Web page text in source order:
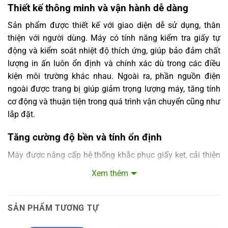
Thiết kế thông minh và vận hành dễ dàng
Sản phẩm được thiết kế với giao diện dễ sử dụng, thân
thiện với người dùng. Máy có tính năng kiểm tra giấy tự
động và kiểm soát nhiệt độ thích ứng, giúp bảo đảm chất
lượng in ấn luôn ổn định và chính xác dù trong các điều
kiện môi trường khác nhau. Ngoài ra, phần nguồn điện
ngoài được trang bị giúp giảm trọng lượng máy, tăng tính
cơ động và thuận tiện trong quá trình vận chuyển cũng như
lắp đặt.
Tăng cường độ bền và tính ổn định
Máy được nâng cấp hệ thống khắc phục giấy kẹt, cải thiện
đáng kể độ ổn định trong quá trình in, giảm thiểu thời gian
chóng và chính xác hơn, hạn chế sai sót và tiết kiệm thời
Xem thêm
SẢN PHẨM TƯƠNG TỰ